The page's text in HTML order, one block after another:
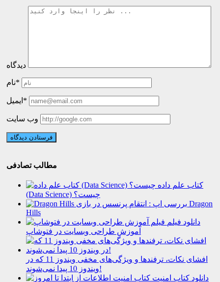
دیدگاه
نام*
ایمیل*
وب سایت
مطالب تصادفی
کتاب علم داده
(Data Science) چیست؟
بررسی اپ : انتقام پرنسس در بازی Dragon
Hills
دانلود فیلم
آموزش طراحی وبسایت در فتوشاپ
افشای نکات، ترفندها و ویژگی‌های مخفی ویندوز 11 که در
ویندوز 10 پیدا نمی‌شوند!
دانلود کتاب امنیت